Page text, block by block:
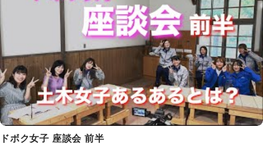
ドボク女子 座談会 前半